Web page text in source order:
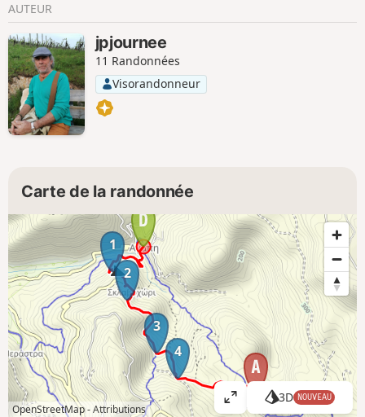
AUTEUR
jpjournee
11 Randonnées
Visorandonneur
Carte de la randonnée
1
2
3
4
OpenStreetMap -Attributions
A
3D NOUVEAU